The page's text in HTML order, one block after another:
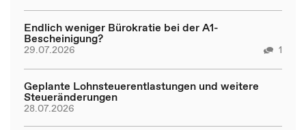
Endlich weniger Bürokratie bei der A1-
Bescheinigung?
29.07.2026 1
Geplante Lohnsteuerentlastungen und weitere
Steueränderungen
28.07.2026